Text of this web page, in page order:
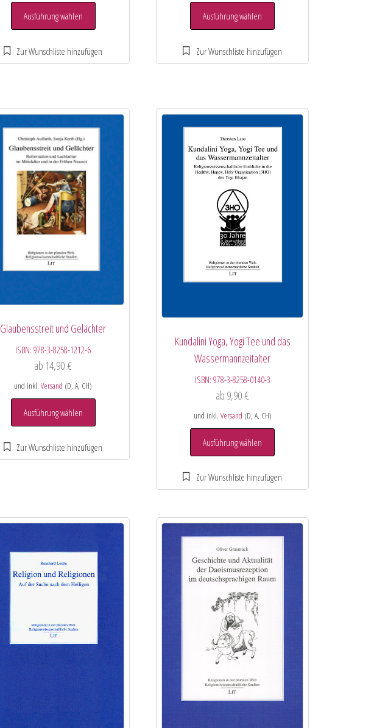
Ausführung wählen Ausführung wählen
Glaubensstreit und Gelächter
ISBN:978-3-8258-1212-6
ab 14,90€
und inkl.Versand (D, A, CH)
Ausführung wählen
Kundalini Yoga, Yogi Tee und das
Wassermannzeitalter
ISBN: 978-3-8258-0140-3
ab 9,90€
und inkl. Versand (D, A, CH)
Ausführung wählen